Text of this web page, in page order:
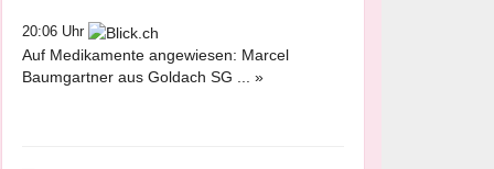
20:06 Uhr
Auf Medikamente angewiesen: Marcel
Baumgartner aus Goldach SG ... »